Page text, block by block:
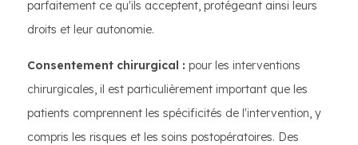
parfaitement ce qu'ils acceptent, protégeant ainsi leurs
droits et leur autonomie.
Consentement chirurgical : pour les interventions
chirurgicales, il est particulièrement important que les
patients comprennent les spécificités de l'intervention, y
compris les risques et les soins postopératoires. Des